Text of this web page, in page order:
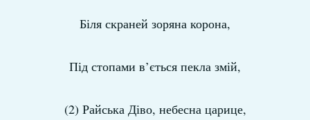
Біля скраней зоряна корона,
Під стопами в’ється пекла змій,
(2) Райська Діво, небесна царице,